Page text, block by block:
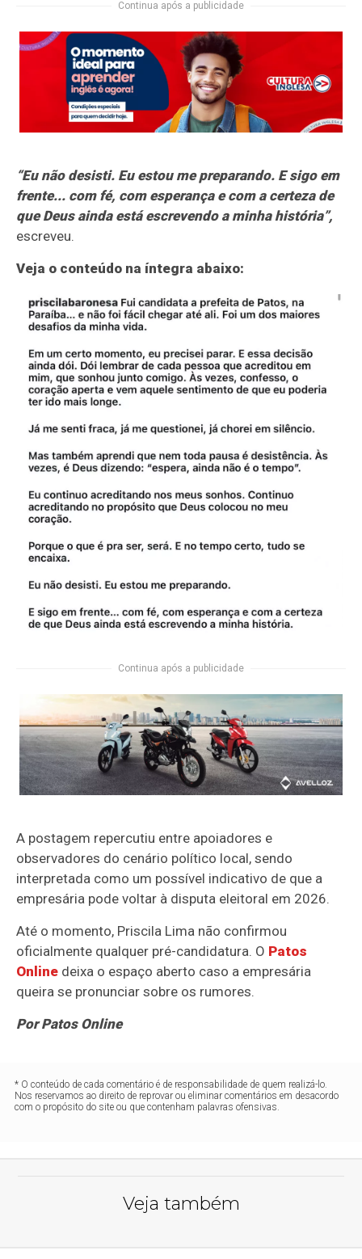
Continua após a publicidade
“Eu não desisti. Eu estou me preparando. E sigo em
frente... com fé, com esperança e com a certeza de
que Deus ainda está escrevendo a minha história”,
escreveu.
Veja o conteúdo na íntegra abaixo:
Continua após a publicidade
A postagem repercutiu entre apoiadores e
observadores do cenário político local, sendo
interpretada como um possível indicativo de que a
empresária pode voltar à disputa eleitoral em 2026.
Até o momento, Priscila Lima não confirmou
oficialmente qualquer pré-candidatura. O Patos
Online deixa o espaço aberto caso a empresária
queira se pronunciar sobre os rumores.
Por Patos Online
* O conteúdo de cada comentário é de responsabilidade de quem realizá-lo.
Nos reservamos ao direito de reprovar ou eliminar comentários em desacordo
com o propósito do site ou que contenham palavras ofensivas.
Veja também